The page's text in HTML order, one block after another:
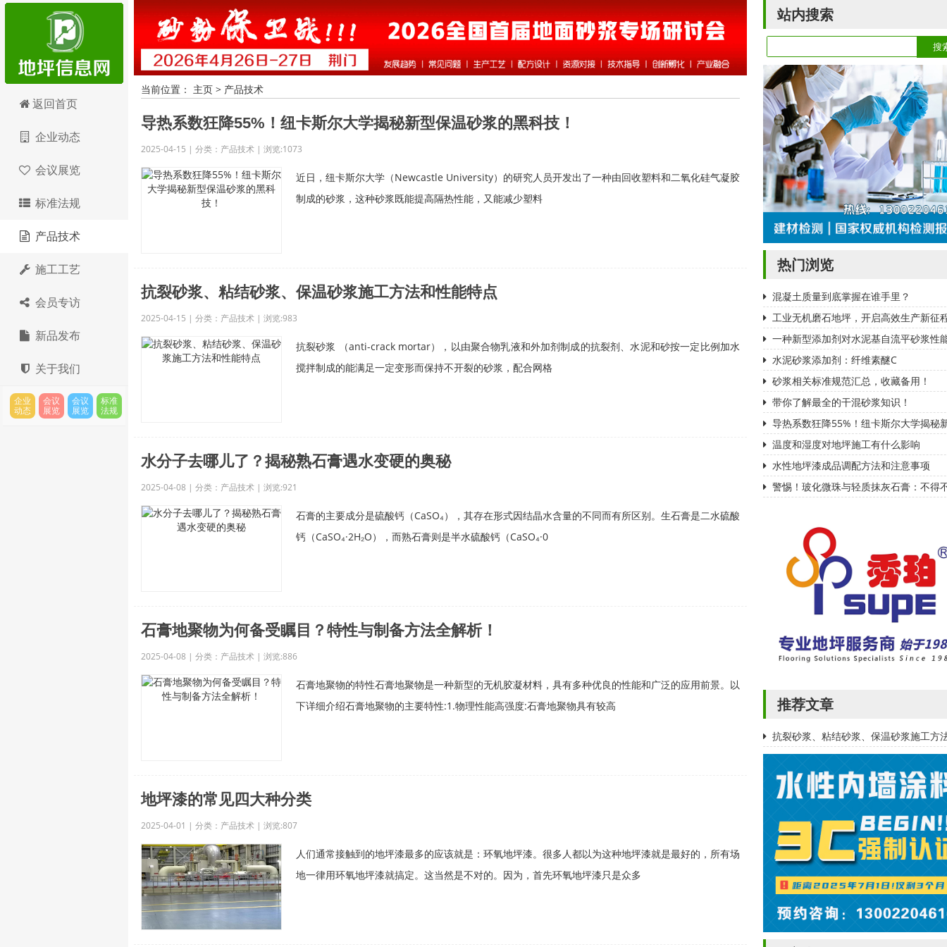
地坪信息网
返回首页
企业动态
会议展览
标准法规
产品技术
施工工艺
会员专访
新品发布
关于我们
企业
动态
会议
展览
会议
展览
标准
法规
当前位置： 主页 > 产品技术
导热系数狂降55%！纽卡斯尔大学揭秘新型保温砂浆的黑科技！
2025-04-15 | 分类：产品技术 | 浏览:1073
近日，纽卡斯尔大学（Newcastle University）的研究人员开发出了一种由回收塑料和二氧化硅气凝胶
制成的砂浆，这种砂浆既能提高隔热性能，又能减少塑料
抗裂砂浆、粘结砂浆、保温砂浆施工方法和性能特点
2025-04-15 | 分类：产品技术 | 浏览:983
抗裂砂浆 （anti-crack mortar），以由聚合物乳液和外加剂制成的抗裂剂、水泥和砂按一定比例加水
搅拌制成的能满足一定变形而保持不开裂的砂浆，配合网格
水分子去哪儿了？揭秘熟石膏遇水变硬的奥秘
2025-04-08 | 分类：产品技术 | 浏览:921
石膏的主要成分是硫酸钙（CaSO₄），其存在形式因结晶水含量的不同而有所区别。生石膏是二水硫酸
钙（CaSO₄·2H₂O），而熟石膏则是半水硫酸钙（CaSO₄·0
石膏地聚物为何备受瞩目？特性与制备方法全解析！
2025-04-08 | 分类：产品技术 | 浏览:886
石膏地聚物的特性石膏地聚物是一种新型的无机胶凝材料，具有多种优良的性能和广泛的应用前景。以
下详细介绍石膏地聚物的主要特性:1.物理性能高强度:石膏地聚物具有较高
地坪漆的常见四大种分类
2025-04-01 | 分类：产品技术 | 浏览:807
人们通常接触到的地坪漆最多的应该就是：环氧地坪漆。很多人都以为这种地坪漆就是最好的，所有场
地一律用环氧地坪漆就搞定。这当然是不对的。因为，首先环氧地坪漆只是众多
站内搜索
热门浏览
混凝土质量到底掌握在谁手里？
工业无机磨石地坪，开启高效生产新征
一种新型添加剂对水泥基自流平砂浆性
水泥砂浆添加剂：纤维素醚C
砂浆相关标准规范汇总，收藏备用！
带你了解最全的干混砂浆知识！
导热系数狂降55%！纽卡斯尔大学揭秘
温度和湿度对地坪施工有什么影响
水性地坪漆成品调配方法和注意事项
警惕！玻化微珠与轻质抹灰石膏：不得
推荐文章
抗裂砂浆、粘结砂浆、保温砂浆施工方